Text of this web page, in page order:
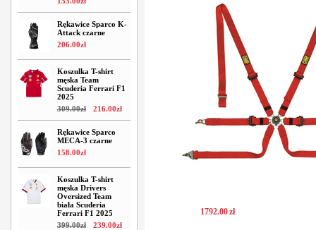
Rękawice Sparco K-
Attack czarne
206.00zł
Koszulka T-shirt
męska Team
Scuderia Ferrari F1
2025
309.00zł 216.00zł
Rękawice Sparco
MECA-3 czarne
158.00zł
Koszulka T-shirt
męska Drivers
Oversized Team
biała Scuderia
Ferrari F1 2025
399.00zł 239.00zł
1792.00zł